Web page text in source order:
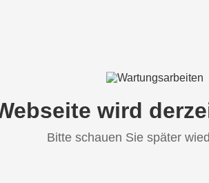
wird
Bitte schauen Sie später